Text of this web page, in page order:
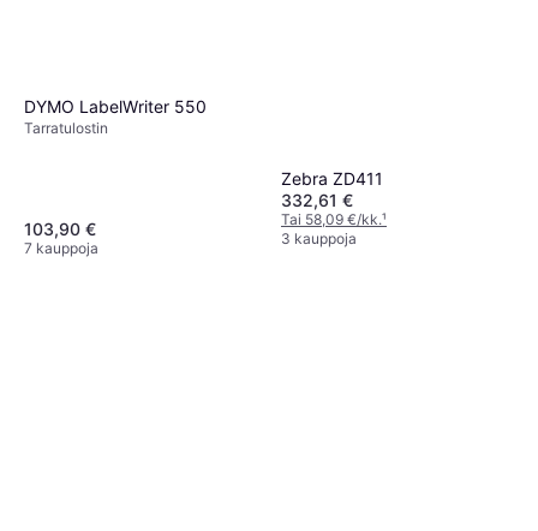
DYMO LabelWriter 550
Tarra­tulostin
103,90 €
7 kauppoja
Zebra ZD411
332,61 €
Tai 58,09 €/kk.¹
3 kauppoja